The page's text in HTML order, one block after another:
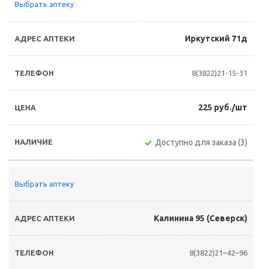
Выбрать аптеку
Иркутский 71д
8(3822)21-15-31
225 руб./шт
Доступно для заказа (3)
Выбрать аптеку
Калинина 95 (Северск)
8(3822)21–42–96